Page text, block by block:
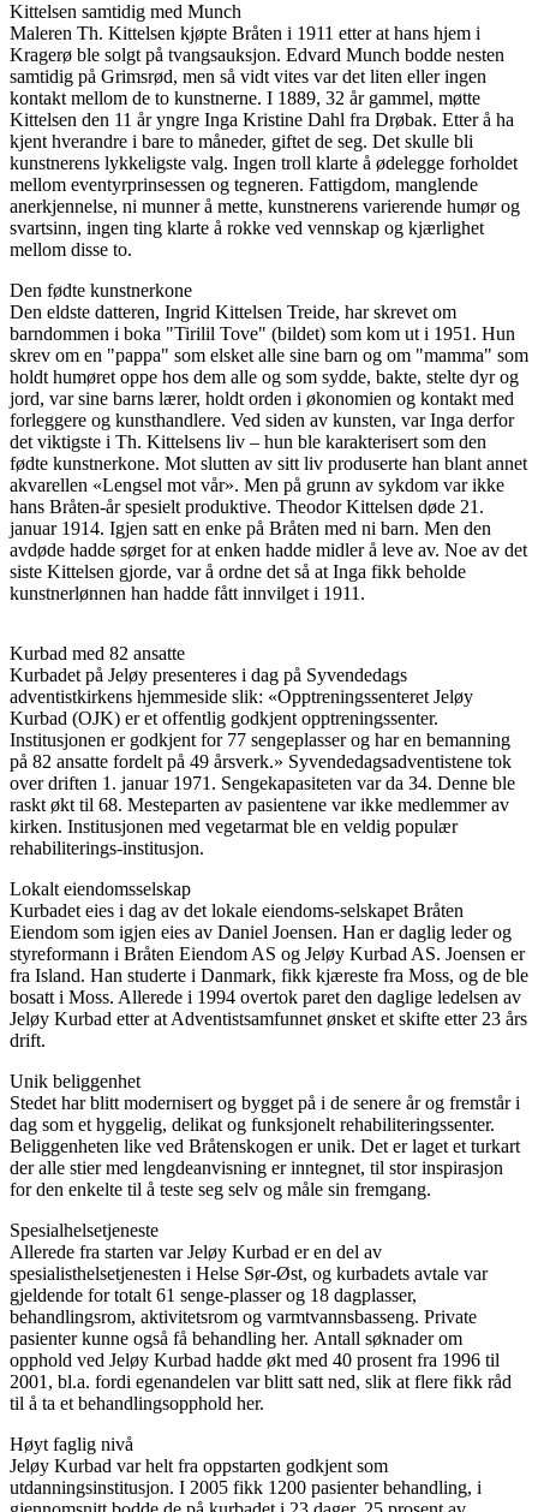
Kittelsen samtidig med Munch
Maleren Th. Kittelsen kjøpte Bråten i 1911 etter at hans hjem i
Kragerø ble solgt på tvangsauksjon. Edvard Munch bodde nesten
samtidig på Grimsrød, men så vidt vites var det liten eller ingen
kontakt mellom de to kunstnerne. I 1889, 32 år gammel, møtte
Kittelsen den 11 år yngre Inga Kristine Dahl fra Drøbak. Etter å ha
kjent hverandre i bare to måneder, giftet de seg. Det skulle bli
kunstnerens lykkeligste valg. Ingen troll klarte å ødelegge forholdet
mellom eventyrprinsessen og tegneren. Fattigdom, manglende
anerkjennelse, ni munner å mette, kunstnerens varierende humør og
svartsinn, ingen ting klarte å rokke ved vennskap og kjærlighet
mellom disse to.
Den fødte kunstnerkone
Den eldste datteren, Ingrid Kittelsen Treide, har skrevet om
barndommen i boka "Tirilil Tove" (bildet) som kom ut i 1951. Hun
skrev om en "pappa" som elsket alle sine barn og om "mamma" som
holdt humøret oppe hos dem alle og som sydde, bakte, stelte dyr og
jord, var sine barns lærer, holdt orden i økonomien og kontakt med
forleggere og kunsthandlere. Ved siden av kunsten, var Inga derfor
det viktigste i Th. Kittelsens liv – hun ble karakterisert som den
fødte kunstnerkone. Mot slutten av sitt liv produserte han blant annet
akvarellen «Lengsel mot vår». Men på grunn av sykdom var ikke
hans Bråten-år spesielt produktive. Theodor Kittelsen døde 21.
januar 1914. Igjen satt en enke på Bråten med ni barn. Men den
avdøde hadde sørget for at enken hadde midler å leve av. Noe av det
siste Kittelsen gjorde, var å ordne det så at Inga fikk beholde
kunstnerlønnen han hadde fått innvilget i 1911.
Kurbad med 82 ansatte
Kurbadet på Jeløy presenteres i dag på Syvendedags
adventistkirkens hjemmeside slik: «Opptreningssenteret Jeløy
Kurbad (OJK) er et offentlig godkjent opptreningssenter.
Institusjonen er godkjent for 77 sengeplasser og har en bemanning
på 82 ansatte fordelt på 49 årsverk.» Syvendedagsadventistene tok
over driften 1. januar 1971. Sengekapasiteten var da 34. Denne ble
raskt økt til 68. Mesteparten av pasientene var ikke medlemmer av
kirken. Institusjonen med vegetarmat ble en veldig populær
rehabiliterings-institusjon.
Lokalt eiendomsselskap
Kurbadet eies i dag av det lokale eiendoms-selskapet Bråten
Eiendom som igjen eies av Daniel Joensen. Han er daglig leder og
styreformann i Bråten Eiendom AS og Jeløy Kurbad AS. Joensen er
fra Island. Han studerte i Danmark, fikk kjæreste fra Moss, og de ble
bosatt i Moss. Allerede i 1994 overtok paret den daglige ledelsen av
Jeløy Kurbad etter at Adventistsamfunnet ønsket et skifte etter 23 års
drift.
Unik beliggenhet
Stedet har blitt modernisert og bygget på i de senere år og fremstår i
dag som et hyggelig, delikat og funksjonelt rehabiliteringssenter.
Beliggenheten like ved Bråtenskogen er unik. Det er laget et turkart
der alle stier med lengdeanvisning er inntegnet, til stor inspirasjon
for den enkelte til å teste seg selv og måle sin fremgang.
Spesialhelsetjeneste
Allerede fra starten var Jeløy Kurbad er en del av
spesialisthelsetjenesten i Helse Sør-Øst, og kurbadets avtale var
gjeldende for totalt 61 senge-plasser og 18 dagplasser,
behandlingsrom, aktivitetsrom og varmtvannsbasseng. Private
pasienter kunne også få behandling her. Antall søknader om
opphold ved Jeløy Kurbad hadde økt med 40 prosent fra 1996 til
2001, bl.a. fordi egenandelen var blitt satt ned, slik at flere fikk råd
til å ta et behandlingsopphold her.
Høyt faglig nivå
Jeløy Kurbad var helt fra oppstarten godkjent som
utdanningsinstitusjon. I 2005 fikk 1200 pasienter behandling, i